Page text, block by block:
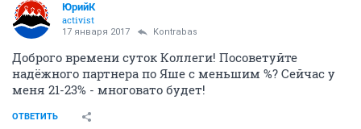
ЮрийК
activist
17 января 2017 Kontrabas
Доброго времени суток Коллеги! Посоветуйте
надёжного партнера по Яше с меньшим %? Сейчас у
меня 21-23% - многовато будет!
ОТВЕТИТЬ